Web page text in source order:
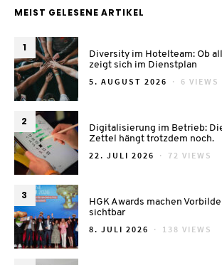
MEIST GELESENE ARTIKEL
1
Diversity im Hotelteam: Ob
zeigt sich im Dienstplan
POSTED
5. AUGUST 2026 6 VIEWS
2
Digitalisierung im Betrieb:
Zettel hängt trotzdem noch.
POSTED
22. JULI 2026 72 VIEWS
3
HGK Awards machen
sichtbar
POSTED
8. JULI 2026 138 VIEWS